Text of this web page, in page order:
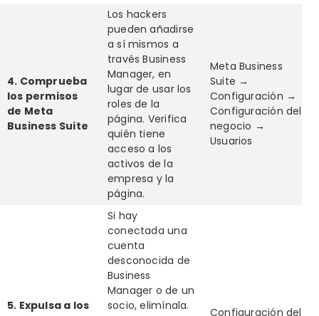
4. Comprueba
los permisos
de Meta
Business Suite
Los hackers
pueden añadirse
a sí mismos a
través Business
Manager, en
lugar de usar los
roles de la
página. Verifica
quién tiene
acceso a los
activos de la
empresa y la
página.
Meta Business
Suite →
Configuración →
Configuración del
negocio →
Usuarios
5. Expulsa a los
Si hay
conectada una
cuenta
desconocida de
Business
Manager o de un
socio, elimínala.
Configuración del